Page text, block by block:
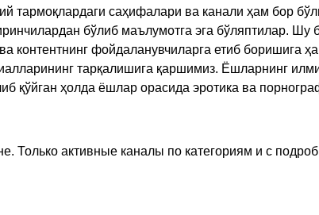
тармоқлардаги саҳифалари ва канали ҳам бор
бўлиб маълумотга эга бўляптилар. Шу
фойдаланувчиларга етиб боришига
тарқалишига қаршимиз. Ёшларнинг
қўйган ҳолда ёшлар орасида эротика ва
Только активные каналы по категориям и с